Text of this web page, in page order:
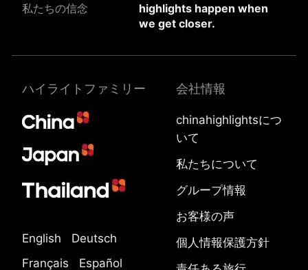
私たちの信念
highlights happen when
we get closer.
ハイライトファミリー
English
Deutsch
Français
Español
会社情報
chinahighlightsにつ
いて
私たちについて
グループ情報
お客様の声
個人情報保護方針